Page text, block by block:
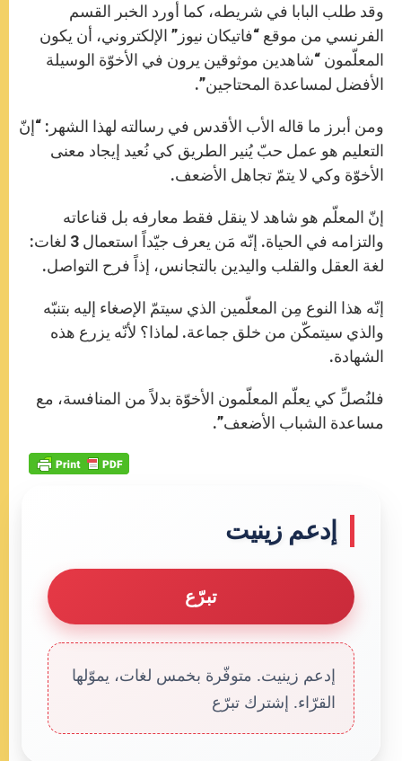
وقد طلب البابا في شريطه، كما أورد الخبر القسم
الفرنسي من موقع “فاتيكان نيوز” الإلكتروني، أن يكون
المعلّمون “شاهدين موثوقين يرون في الأخوّة الوسيلة
الأفضل لمساعدة المحتاجين”.
ومن أبرز ما قاله الأب الأقدس في رسالته لهذا الشهر: “إنّ
التعليم هو عمل حبّ يُنير الطريق كي نُعيد إيجاد معنى
الأخوّة وكي لا يتمّ تجاهل الأضعف.
إنّ المعلّم هو شاهد لا ينقل فقط معارفه بل قناعاته
والتزامه في الحياة. إنّه مَن يعرف جيّداً استعمال 3 لغات:
لغة العقل والقلب واليدين بالتجانس، إذاً فرح التواصل.
إنّه هذا النوع مِن المعلّمين الذي سيتمّ الإصغاء إليه بتنبّه
والذي سيتمكّن من خلق جماعة. لماذا؟ لأنّه يزرع هذه
الشهادة.
فلنُصلِّ كي يعلّم المعلّمون الأخوّة بدلاً من المنافسة، مع
مساعدة الشباب الأضعف”.
إدعم زينيت
تبرّع
إدعم زينيت. متوفّرة بخمس لغات، يموّلها
القرّاء. إشترك تبرّع